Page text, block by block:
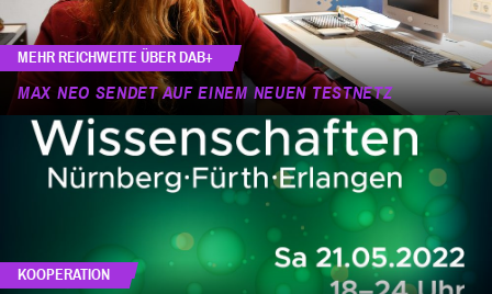
MEHR REICHWEITE ÜBER DAB+
MAX NEO SENDET AUF EINEM NEUEN TESTNETZ
KOOPERATION